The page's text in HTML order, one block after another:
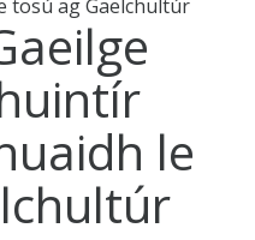
tosú ag Gaelchultúr
le